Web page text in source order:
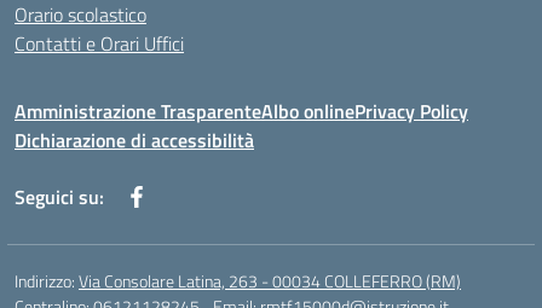
Orario scolastico
Contatti e Orari Uffici
Amministrazione TrasparenteAlbo onlinePrivacy Policy
Dichiarazione di accessibilità
Seguici su:
Indirizzo:Via Consolare Latina, 263 - 00034 COLLEFERRO (RM)